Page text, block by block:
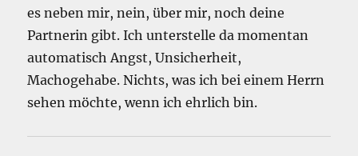
es neben mir, nein, über mir, noch deine
Partnerin gibt. Ich unterstelle da momentan
automatisch Angst, Unsicherheit,
Machogehabe. Nichts, was ich bei einem Herrn
sehen möchte, wenn ich ehrlich bin.